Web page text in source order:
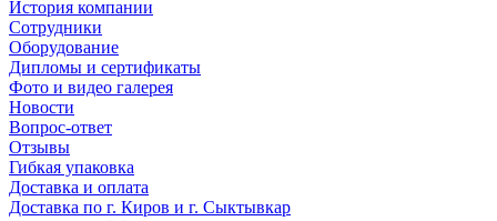
История компании
Сотрудники
Оборудование
Дипломы и сертификаты
Фото и видео галерея
Новости
Вопрос-ответ
Отзывы
Гибкая упаковка
Доставка и оплата
Доставка по г. Киров и г. Сыктывкар